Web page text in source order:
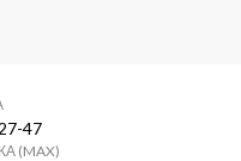
47
(MAX)